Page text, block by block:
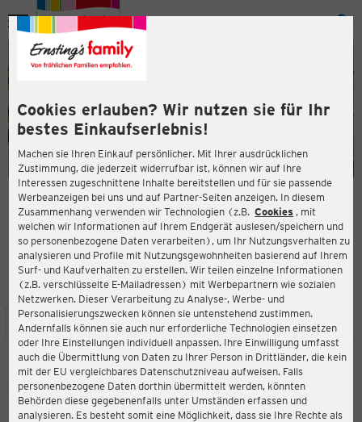
Cookies erlauben? Wir nutzen sie für Ihr
bestes Einkaufserlebnis!
Machen sie Ihren Einkauf persönlicher. Mit Ihrer ausdrücklichen
Zustimmung, die jederzeit widerrufbar ist, können wir auf Ihre
Interessen zugeschnittene Inhalte bereitstellen und für sie passende
Werbeanzeigen bei uns und auf Partner-Seiten anzeigen. In diesem
Zusammenhang verwenden wir Technologien (z.B. Cookies , mit
welchen wir Informationen auf Ihrem Endgerät auslesen/speichern und
so personenbezogene Daten verarbeiten), um Ihr Nutzungsverhalten zu
analysieren und Profile mit Nutzungsgewohnheiten basierend auf Ihrem
Surf- und Kaufverhalten zu erstellen. Wir teilen einzelne Informationen
(z.B. verschlüsselte E-Mailadressen) mit Werbepartnern wie sozialen
Netzwerken. Dieser Verarbeitung zu Analyse-, Werbe- und
Personalisierungszwecken können sie untenstehend zustimmen.
Andernfalls können sie auch nur erforderliche Technologien einsetzen
oder Ihre Einstellungen individuell anpassen. Ihre Einwilligung umfasst
auch die Übermittlung von Daten zu Ihrer Person in Drittländer, die kein
mit der EU vergleichbares Datenschutzniveau aufweisen. Falls
personenbezogene Daten dorthin übermittelt werden, könnten
Behörden diese gegebenenfalls unter Umständen erfassen und
analysieren. Es besteht somit eine Möglichkeit, dass sie Ihre Rechte als
Menü
ERNSTING'S FAMILY FILIALE
Brennhorster Straße 12
32479 Hille
4,6
Bewertung:
STANDORT SERVICES SORTIMENT AKTIONEN
Ernsting's family
Brennhorster Straße 12, 32479 Hille